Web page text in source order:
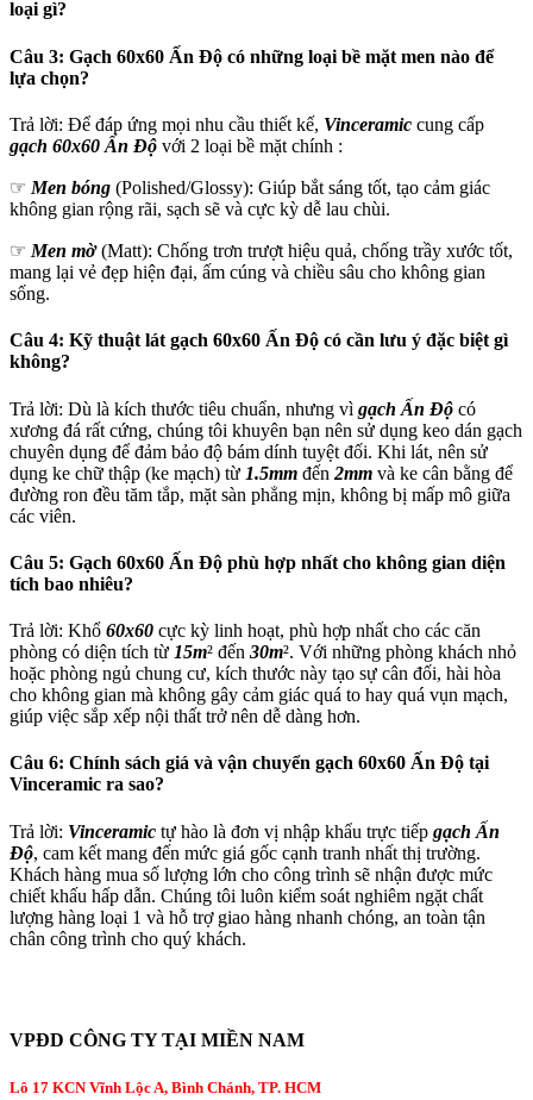
loại gì?
Câu 3: Gạch 60x60 Ấn Độ có những loại bề mặt men nào để
lựa chọn?
Trả lời: Để đáp ứng mọi nhu cầu thiết kế, Vinceramic cung cấp
gạch 60x60 Ấn Độ với 2 loại bề mặt chính :
☞ Men bóng (Polished/Glossy): Giúp bắt sáng tốt, tạo cảm giác
không gian rộng rãi, sạch sẽ và cực kỳ dễ lau chùi.
☞ Men mờ(Matt): Chống trơn trượt hiệu quả, chống trầy xước tốt,
mang lại vẻ đẹp hiện đại, ấm cúng và chiều sâu cho không gian
sống.
Câu 4: Kỹ thuật lát gạch 60x60 Ấn Độ có cần lưu ý đặc biệt gì
không?
Trả lời: Dù là kích thước tiêu chuẩn, nhưng vì gạch Ấn Độ có
xương đá rất cứng, chúng tôi khuyên bạn nên sử dụng keo dán gạch
chuyên dụng để đảm bảo độ bám dính tuyệt đối. Khi lát, nên sử
dụng ke chữ thập (ke mạch) từ 1.5mm đến 2mm và ke cân bằng để
đường ron đều tăm tắp, mặt sàn phẳng mịn, không bị mấp mô giữa
các viên.
Câu 5: Gạch 60x60 Ấn Độ phù hợp nhất cho không gian diện
tích bao nhiêu?
Trả lời: Khổ 60x60 cực kỳ linh hoạt, phù hợp nhất cho các căn
phòng có diện tích từ 15m² đến 30m². Với những phòng khách nhỏ
hoặc phòng ngủ chung cư, kích thước này tạo sự cân đối, hài hòa
cho không gian mà không gây cảm giác quá to hay quá vụn mạch,
giúp việc sắp xếp nội thất trở nên dễ dàng hơn.
Câu 6: Chính sách giá và vận chuyển gạch 60x60 Ấn Độ tại
Vinceramic ra sao?
Trả lời: Vinceramic tự hào là đơn vị nhập khẩu trực tiếp gạch Ấn
Độ, cam kết mang đến mức giá gốc cạnh tranh nhất thị trường.
Khách hàng mua số lượng lớn cho công trình sẽ nhận được mức
chiết khấu hấp dẫn. Chúng tôi luôn kiểm soát nghiêm ngặt chất
lượng hàng loại 1 và hỗ trợ giao hàng nhanh chóng, an toàn tận
chân công trình cho quý khách.
VPĐD CÔNG TY TẠI MIỀN NAM
Lô 17 KCN Vĩnh Lộc A, Bình Chánh, TP. HCM